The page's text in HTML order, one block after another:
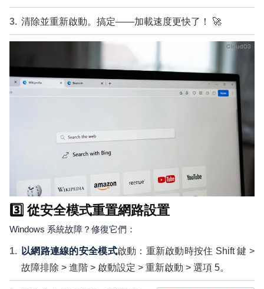
清除並重新啟動。搞定——加載速度更快了！ 🚀
3️⃣ 從安全模式重置網路設置
Windows 系統故障？修復它們：
以網路連線的安全模式啟動：重新啟動時按住 Shift 鍵 >
故障排除 > 進階 > 啟動設定 > 重新啟動 > 選項 5。